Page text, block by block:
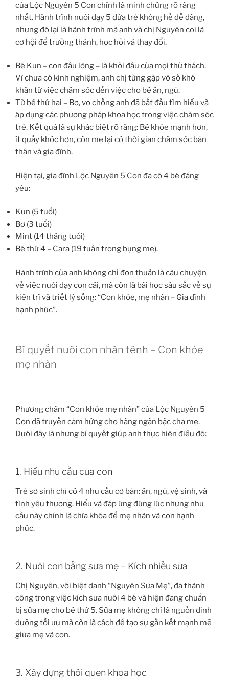
của Lộc Nguyên 5 Con chính là minh chứng rõ ràng
nhất. Hành trình nuôi dạy 5 đứa trẻ không hề dễ dàng,
nhưng đó lại là hành trình mà anh và chị Nguyên coi là
cơ hội để trưởng thành, học hỏi và thay đổi.
Bé Kun – con đầu lòng – là khởi đầu của mọi thử thách.
Vì chưa có kinh nghiệm, anh chị từng gặp vô số khó
khăn từ việc chăm sóc đến việc cho bé ăn, ngủ.
Từ bé thứ hai – Bơ, vợ chồng anh đã bắt đầu tìm hiểu và
áp dụng các phương pháp khoa học trong việc chăm sóc
trẻ. Kết quả là sự khác biệt rõ ràng: Bé khỏe mạnh hơn,
ít quấy khóc hơn, còn mẹ lại có thời gian chăm sóc bản
thân và gia đình.
Hiện tại, gia đình Lộc Nguyên 5 Con đã có 4 bé đáng
yêu:
Kun (5 tuổi)
Bơ (3 tuổi)
Mint (14 tháng tuổi)
Bé thứ 4 – Cara (19 tuần trong bụng mẹ).
Hành trình của anh không chỉ đơn thuần là câu chuyện
về việc nuôi dạy con cái, mà còn là bài học sâu sắc về sự
kiên trì và triết lý sống: “Con khỏe, mẹ nhàn – Gia đình
hạnh phúc”.
Bí quyết nuôi con nhàn tênh – Con khỏe
mẹ nhàn
Phương châm “Con khỏe mẹ nhàn” của Lộc Nguyên 5
Con đã truyền cảm hứng cho hàng ngàn bậc cha mẹ.
Dưới đây là những bí quyết giúp anh thực hiện điều đó:
1. Hiểu nhu cầu của con
Trẻ sơ sinh chỉ có 4 nhu cầu cơ bản: ăn, ngủ, vệ sinh, và
tình yêu thương. Hiểu và đáp ứng đúng lúc những nhu
cầu này chính là chìa khóa để mẹ nhàn và con hạnh
phúc.
2. Nuôi con bằng sữa mẹ – Kích nhiều sữa
Chị Nguyên, với biệt danh “Nguyên Sữa Mẹ”, đã thành
công trong việc kích sữa nuôi 4 bé và hiện đang chuẩn
bị sữa mẹ cho bé thứ 5. Sữa mẹ không chỉ là nguồn dinh
dưỡng tối ưu mà còn là cách để tạo sự gắn kết mạnh mẽ
giữa mẹ và con.
3. Xây dựng thói quen khoa học